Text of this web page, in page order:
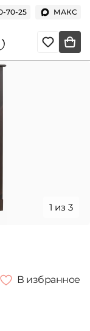
70-25 МАКС
1 из 3
В избранное